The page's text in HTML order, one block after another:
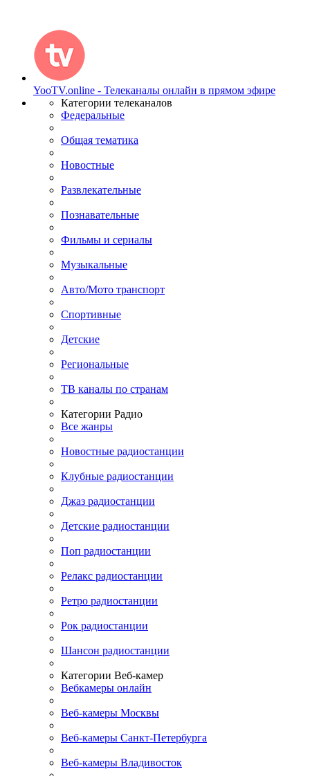
YooTV.online - Телеканалы онлайн в прямом эфире
Категории телеканалов
Федеральные
Общая тематика
Новостные
Развлекательные
Познавательные
Фильмы и сериалы
Музыкальные
Авто/Мото транспорт
Спортивные
Детские
Региональные
ТВ каналы по странам
Категории Радио
Все жанры
Новостные радиостанции
Клубные радиостанции
Джаз радиостанции
Детские радиостанции
Поп радиостанции
Релакс радиостанции
Ретро радиостанции
Рок радиостанции
Шансон радиостанции
Категории Веб-камер
Вебкамеры онлайн
Веб-камеры Москвы
Веб-камеры Санкт-Петербурга
Веб-камеры Владивосток